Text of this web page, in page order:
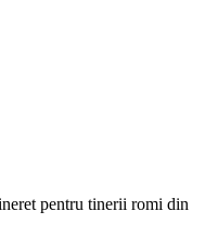
pentru tinerii romi din